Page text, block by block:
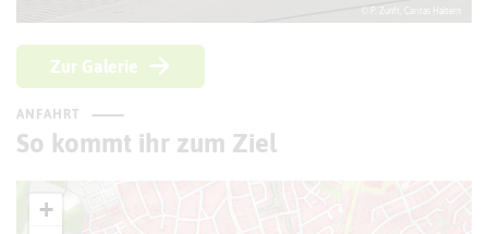
© P. Zunft, Caritas Haltern
Zur Galerie
ANFAHRT
So kommt ihr zum Ziel
+